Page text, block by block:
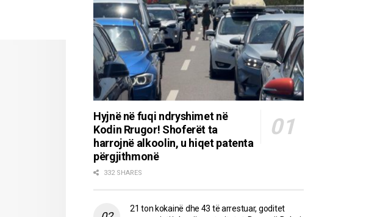
Hyjnë në fuqi ndryshimet në
Kodin Rrugor! Shoferët ta
harrojnë alkoolin, u hiqet patenta
përgjithmonë
332 SHARES
21 ton kokainë dhe 43 të arrestuar, goditet